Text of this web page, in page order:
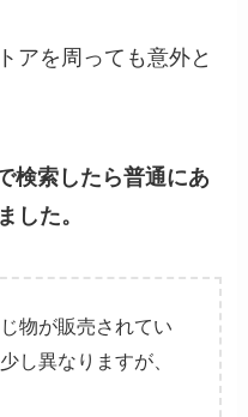
アを周っても意外と
検索したら普通にあ
した。
物が販売されてい
し異なりますが、